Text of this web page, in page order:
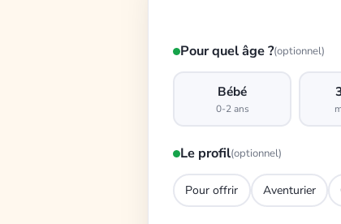
Pour quel âge ?(optionnel)
Bébé
0-2 ans
Le profil(optionnel)
Pour offrir Aventurier